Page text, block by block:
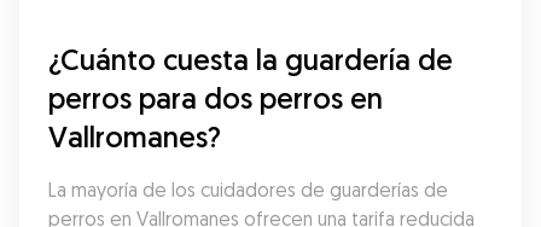
¿Cuánto cuesta la guardería de
perros para dos perros en
Vallromanes?
La mayoría de los cuidadores de guarderías de
perros en Vallromanes ofrecen una tarifa reducida